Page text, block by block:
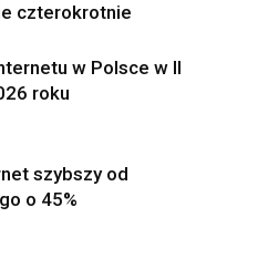
czterokrotnie
w Polsce w II
roku
szybszy od
o 45%